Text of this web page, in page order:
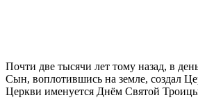
Почти две тысячи лет тому назад, в
Сын, воплотившись на земле, создал
Церкви именуется Днём Святой